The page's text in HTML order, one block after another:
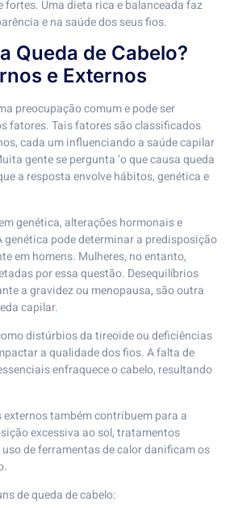
fortes. Uma dieta rica e balanceada faz
e na saúde dos seus fios.
Queda de Cabelo?
e Externos
preocupação comum e pode ser
fatores. Tais fatores são classificados
cada um influenciando a saúde capilar
gente se pergunta ‘o que causa queda
a resposta envolve hábitos, genética e
genética, alterações hormonais e
genética pode determinar a predisposição
em homens. Mulheres, no entanto,
por essa questão. Desequilíbrios
a gravidez ou menopausa, são outra
capilar.
distúrbios da tireoide ou deficiências
a qualidade dos fios. A falta de
enfraquece o cabelo, resultando
também contribuem para a
excessiva ao sol, tratamentos
de ferramentas de calor danificam os
de queda de cabelo: